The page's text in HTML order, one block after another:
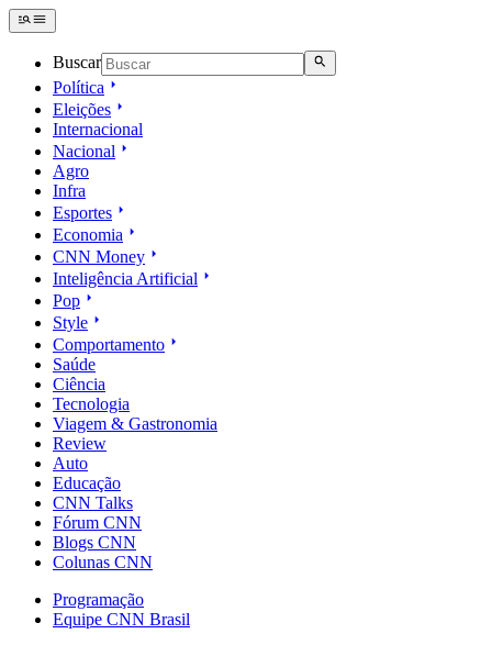
Buscar
Política
Eleições
Internacional
Nacional
Agro
Infra
Esportes
Economia
CNN Money
Inteligência Artificial
Pop
Style
Comportamento
Saúde
Ciência
Tecnologia
Viagem & Gastronomia
Review
Auto
Educação
CNN Talks
Fórum CNN
Blogs CNN
Colunas CNN
Programação
Equipe CNN Brasil